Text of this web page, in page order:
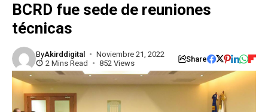
BCRD fue sede de reuniones
técnicas
ByAkirddigital
Noviembre 21, 2022
2 Mins Read
852 Views Share